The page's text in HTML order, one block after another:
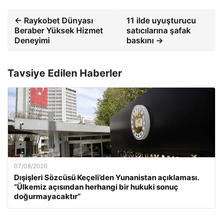
← Raykobet Dünyası
Beraber Yüksek Hizmet
Deneyimi
11 ilde uyuşturucu
satıcılarına şafak
baskını →
Tavsiye Edilen Haberler
07/08/2026
Dışişleri Sözcüsü Keçeli’den Yunanistan açıklaması.
“Ülkemiz açısından herhangi bir hukuki sonuç
doğurmayacaktır”